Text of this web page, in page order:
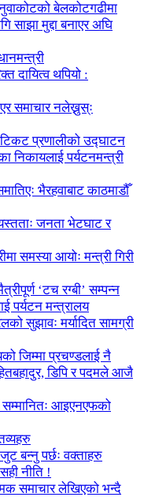
नुवाकोटको बेलकोटगढीमा
साझा मुद्दा बनाएर अघि
दायित्व थपियो :
समाचार नलेख्नुस्ः
टिकट प्रणालीको उद्घाटन
निकायलाई पर्यटनमन्त्री
भैरहवाबाट काठमाडौँ
जनता भेटघाट र
समस्या आयोः मन्त्री गिरी
‘टच रग्बी’ सम्पन्न
पर्यटन मन्त्रालय
सुझावः मर्यादित सामग्री
जिम्मा प्रचण्डलाई नै
डिपि र पदमले आजै
सम्मानितः आइएनएफको
बन्नु पर्छः वक्ताहरु
नीति !
समाचार लेखिएको भन्दै